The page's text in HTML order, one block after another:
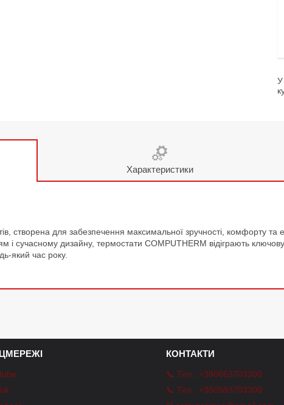
У
Характеристики
створена для забезпечення максимальної зручності, комфорту та
і сучасному дизайну, термостати COMPUTHERM відіграють
який час року.
КОНТАКТИ
📞 Тел.: +380663703300
📞 Тел.: +380983703300